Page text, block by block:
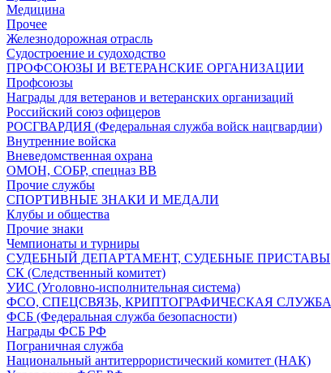
Медицина
Прочее
Железнодорожная отрасль
Судостроение и судоходство
ПРОФСОЮЗЫ И ВЕТЕРАНСКИЕ ОРГАНИЗАЦИИ
Профсоюзы
Награды для ветеранов и ветеранских организаций
Российский союз офицеров
РОСГВАРДИЯ (Федеральная служба войск нацгвардии)
Внутренние войска
Вневедомственная охрана
ОМОН, СОБР, спецназ ВВ
Прочие службы
СПОРТИВНЫЕ ЗНАКИ И МЕДАЛИ
Клубы и общества
Прочие знаки
Чемпионаты и турниры
СУДЕБНЫЙ ДЕПАРТАМЕНТ, СУДЕБНЫЕ ПРИСТАВЫ
СК (Следственный комитет)
УИС (Уголовно-исполнительная система)
ФСО, СПЕЦСВЯЗЬ, КРИПТОГРАФИЧЕСКАЯ СЛУЖБА
ФСБ (Федеральная служба безопасности)
Награды ФСБ РФ
Пограничная служба
Национальный антитеррористический комитет (НАК)